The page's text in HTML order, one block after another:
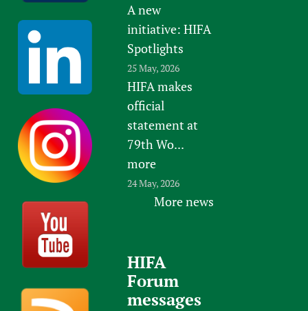
A new
initiative: HIFA
Spotlights
25 May, 2026
HIFA makes
official
statement at
79th Wo...
more
24 May, 2026
More news
HIFA
Forum
messages